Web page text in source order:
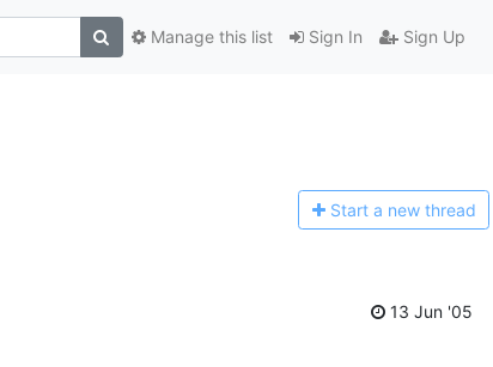
Sign In Sign Up
Manage this list
Start a new thread
13 Jun '05